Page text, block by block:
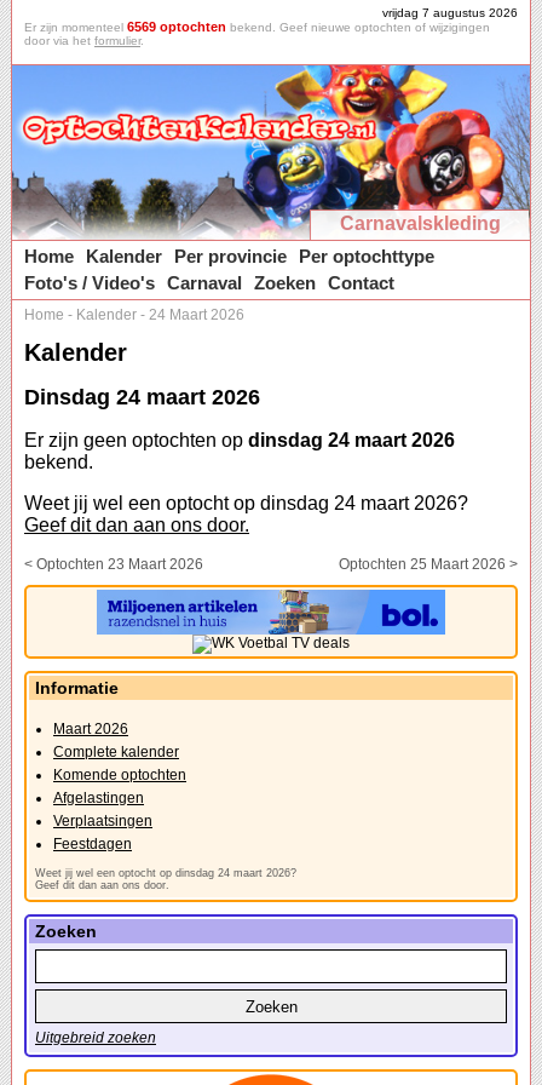
vrijdag 7 augustus 2026
Er zijn momenteel 6569 optochten bekend. Geef nieuwe optochten of wijzigingen
door via het formulier.
Carnavalskleding
Home
Kalender Per provincie
Per optochttype
Foto's / Video's Carnaval Zoeken Contact
Home - Kalender - 24 Maart 2026
Kalender
Dinsdag 24 maart 2026
Er zijn geen optochten op dinsdag 24 maart 2026
bekend.
Weet jij wel een optocht op dinsdag 24 maart 2026?
Geef dit dan aan ons door.
< Optochten 23 Maart 2026 Optochten 25 Maart 2026 >
Informatie
Maart 2026
Complete kalender
Komende optochten
Afgelastingen
Verplaatsingen
Feestdagen
Weet jij wel een optocht op dinsdag 24 maart 2026?
Geef dit dan aan ons door.
Zoeken
Uitgebreid zoeken